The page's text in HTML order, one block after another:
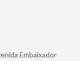
Embaixador